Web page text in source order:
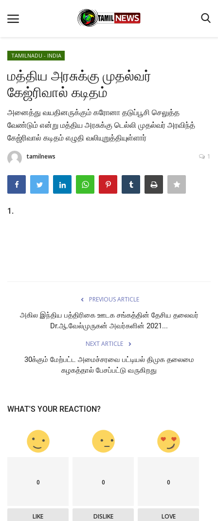
Home
TAMILNADU - INDIA
Terms & Conditions
PROFILE
CONTACT
CRIME
Pet Care Stores
Register
TAMILNADU - INDIA
மத்திய அரசுக்கு முதல்வர்
கேஜ்ரிவால் கடிதம்
அனைத்து வயதினருக்கும் கரோனா தடுப்பூசி செலுத்த
வேண்டும் என்று மத்திய அரசுக்கு டெல்லி முதல்வர் அரவிந்த்
கேஜ்ரிவால் கடிதம் எழுதி வலியுறுத்தியுள்ளார்
tamilnews 1
1.
PREVIOUS ARTICLE
அகில இந்திய பத்திரிகை ஊடக சங்கத்தின் தேசிய தலைவர்
Dr.ஆ.வேல்முருகன் அவர்களின் 2021...
NEXT ARTICLE
30க்கும் மேற்பட்ட அமைச்சரவை பட்டியல் திமுக தலைமை
கழகத்தால் பேசப்பட்டு வருகிறது
WHAT'S YOUR REACTION?
0
LIKE
0
DISLIKE
0
LOVE